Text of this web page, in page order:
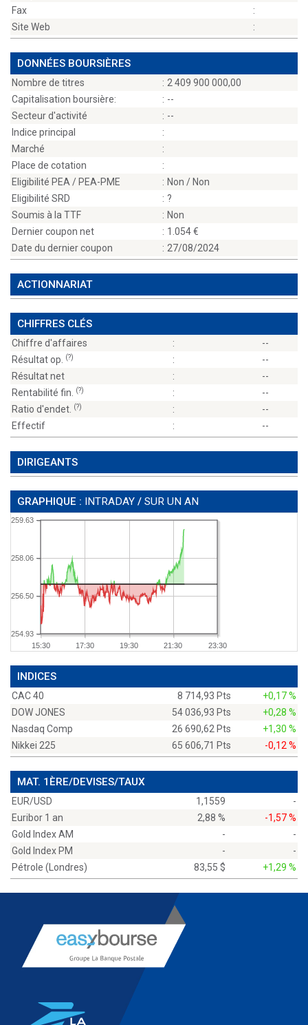
Fax
:
Site Web
:
DONNÉES BOURSIÈRES
Nombre de titres : 2 409 900 000,00
Capitalisation boursière:
: --
Secteur d'activité
: --
Indice principal
:
Marché
:
Place de cotation
:
Eligibilité PEA / PEA-PME
: Non / Non
Eligibilité SRD
: ?
Soumis à la TTF
: Non
Dernier coupon net
: 1.054
Date du dernier coupon
: 27/08/2024
ACTIONNARIAT
CHIFFRES CLÉS
Chiffre d'affaires :
--
Résultat op.
(?) :
--
Résultat net
:
--
Rentabilité fin.
(?) :
--
Ratio d'endet. (?) :
--
Effectif
: --
DIRIGEANTS
GRAPHIQUE : INTRADAY / SUR UN AN
15:30 17:30 19:30 21:30 23:30
254.93
256.50
258.06
259.63
INDICES
CAC 40 8 714,93 Pts
+0,17 %
DOW JONES
54 036,93 Pts
+0,28 %
Nasdaq Comp
26 690,62 Pts
+1,30 %
Nikkei 225
65 606,71 Pts -0,12 %
MAT. 1ÈRE/DEVISES/TAUX
EUR/USD 1,1559
-
Euribor 1 an
2,88 %
-1,57 %
Gold Index AM
-
-
Gold Index PM
-
-
Pétrole (Londres)
83,55 $ +1,29 %